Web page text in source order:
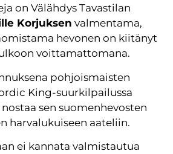
on Välähdys Tavastilan
Korjuksen valmentama,
hevonen on kiitänyt
voittamattomana.
pohjoismaisten
King-suurkilpailussa
nostaa sen suomenhevosten
harvalukuiseen aateliin.
ei kannata valmistautua